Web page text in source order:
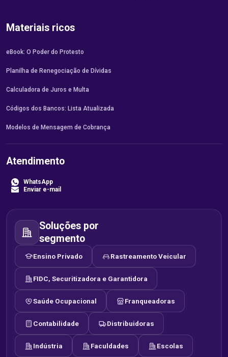
Materiais ricos
eBook: O Poder do Protesto
Planilha de Renegociação de Dívidas
Calculadora de Juros e Multa
Códigos dos Bancos: Lista Atualizada
Modelos de Mensagem de Cobrança
Atendimento
WhatsApp
Enviar e-mail
Soluções por
segmento
Ensino Privado Rastreamento Veicular
FIDC, Securitizadora e Garantidora
Saúde Ocupacional Franqueadoras
Contabilidade Distribuidoras
Indústria Faculdades Escolas